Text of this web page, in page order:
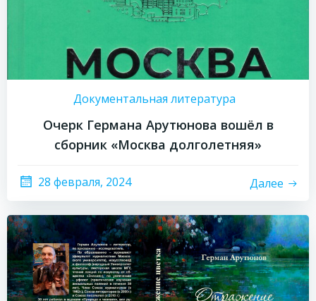
Документальная литература
Очерк Германа Арутюнова вошёл в
сборник «Москва долголетняя»
28 февраля, 2024 Далее